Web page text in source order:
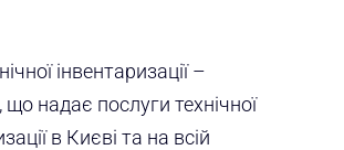
інвентаризації –
що надає послуги технічної
в Києві та на всій